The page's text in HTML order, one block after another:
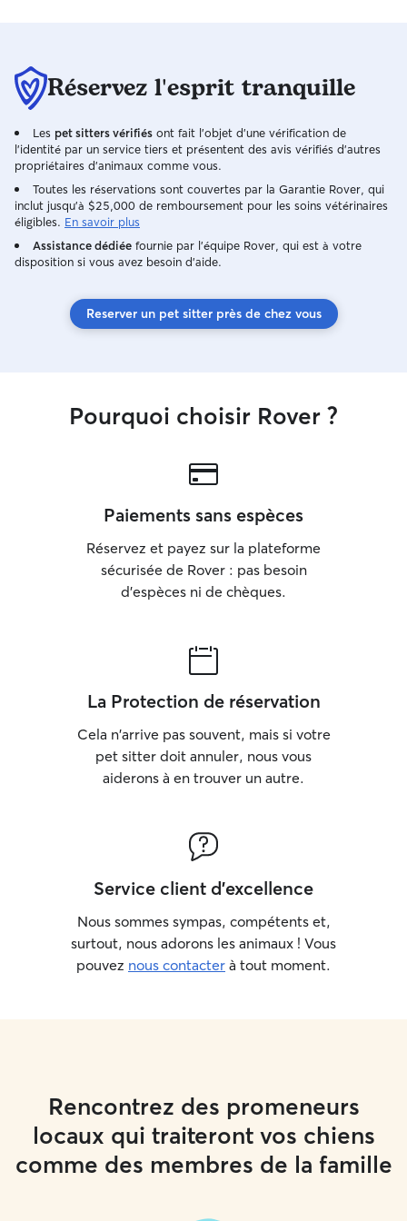
Réservez l'esprit tranquille
Les pet sitters vérifiés ont fait l'objet d'une vérification de
l'identité par un service tiers et présentent des avis vérifiés d'autres
propriétaires d'animaux comme vous.
Toutes les réservations sont couvertes par la Garantie Rover, qui
inclut jusqu'à $25,000 de remboursement pour les soins vétérinaires
éligibles. En savoir plus
Assistance dédiée fournie par l'équipe Rover, qui est à votre
disposition si vous avez besoin d'aide.
Reserver un pet sitter près de chez vous
Pourquoi choisir Rover ?
Paiements sans espèces
Réservez et payez sur la plateforme
sécurisée de Rover : pas besoin
d'espèces ni de chèques.
La Protection de réservation
Cela n'arrive pas souvent, mais si votre
pet sitter doit annuler, nous vous
aiderons à en trouver un autre.
Service client d'excellence
Nous sommes sympas, compétents et,
surtout, nous adorons les animaux ! Vous
pouvez nous contacter à tout moment.
Rencontrez des promeneurs
locaux qui traiteront vos chiens
comme des membres de la famille